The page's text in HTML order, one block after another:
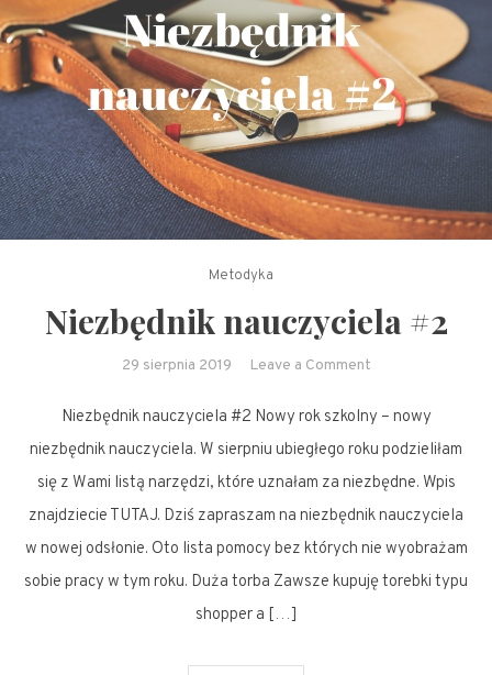
Metodyka
Niezbędnik nauczyciela #2
29 sierpnia 2019 Leave a Commenton
nauczyciela
#2
Niezbędnik nauczyciela #2 Nowy rok szkolny – nowy
niezbędnik nauczyciela. W sierpniu ubiegłego roku podzieliłam
się z Wami listą narzędzi, które uznałam za niezbędne. Wpis
znajdziecie TUTAJ. Dziś zapraszam na niezbędnik nauczyciela
w nowej odsłonie. Oto lista pomocy bez których nie wyobrażam
sobie pracy w tym roku. Duża torba Zawsze kupuję torebki typu
shopper a […]